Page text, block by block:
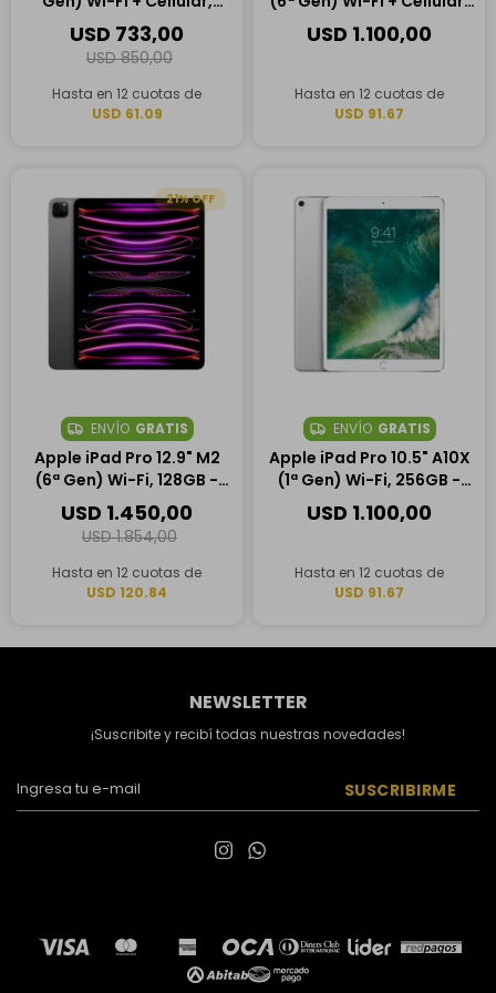
256GB - Plata
USD 733,00
USD 850,00
Hasta en 12 cuotas de
USD 61.09
64GB - Rosa
USD 1.100,00
Hasta en 12 cuotas de
USD 91.67
21
ENVÍO GRATIS
Apple iPad Pro 12.9" M2
(6ª Gen) Wi-Fi, 128GB -
Gris Espacial
USD 1.450,00
USD 1.854,00
Hasta en 12 cuotas de
USD 120.84
ENVÍO GRATIS
Apple iPad Pro 10.5" A10X
(1ª Gen) Wi-Fi, 256GB -
Plata
USD 1.100,00
Hasta en 12 cuotas de
USD 91.67
NEWSLETTER
¡Suscribite y recibí todas nuestras novedades!
SUSCRIBIRME
 